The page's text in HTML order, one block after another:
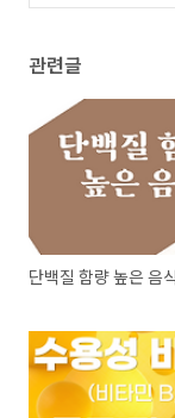
관련글
단백질 함량 높은 음식